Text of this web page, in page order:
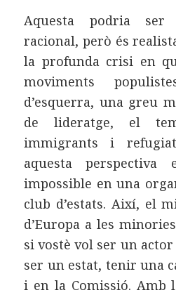
Aquesta podria ser
racional, però és
la profunda crisi en
moviments
d’esquerra, una greu
de lideratge, el
immigrants i
aquesta perspectiva
impossible en una
club d’estats. Així, el
d’Europa a les
si vostè vol ser un
ser un estat, tenir una
i en la Comissió. Amb